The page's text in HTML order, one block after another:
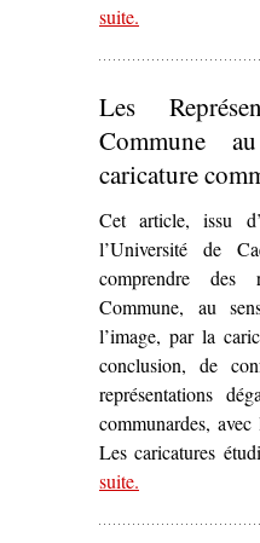
suite– ‘
.
Les
Commune
caricature
Cet article, issu
l’Université de
comprendre des
Commune, au
l’image, par la
conclusion, de
représentations
communardes,
Les caricatures
suite– ‘Les
.